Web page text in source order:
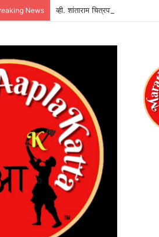
News व्ही. शांताराम चित्रपटातील